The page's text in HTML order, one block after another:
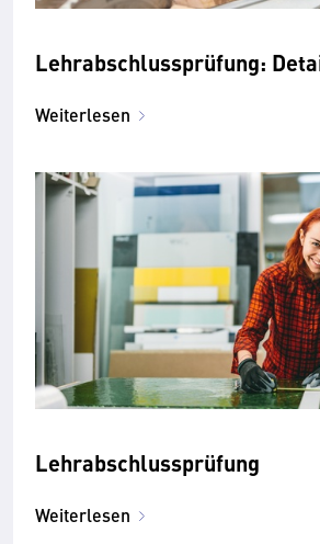
Lehrabschlussprüfung:
Weiterlesen
Lehrabschlussprüfung
Weiterlesen